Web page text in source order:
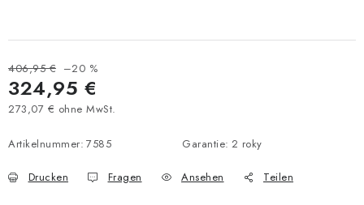
406,95 € –20 %
324,95 €
273,07 € ohne MwSt.
Artikelnummer: 7585 Garantie: 2 roky
Drucken Fragen Ansehen Teilen